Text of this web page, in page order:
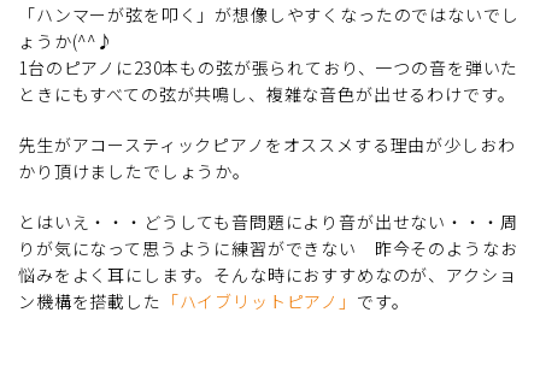
「ハンマーが弦を叩く」が想像しやすくなったのではないでし
ょうか(^^♪
1台のピアノに230本もの弦が張られており、一つの音を弾いた
ときにもすべての弦が共鳴し、複雑な音色が出せるわけです。
先生がアコースティックピアノをオススメする理由が少しおわ
かり頂けましたでしょうか。
とはいえ・・・どうしても音問題により音が出せない・・・周
りが気になって思うように練習ができない 昨今そのようなお
悩みをよく耳にします。そんな時におすすめなのが、アクショ
ン機構を搭載した 「ハイブリットピアノ」 です。